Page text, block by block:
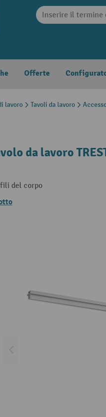
Offerte
lavoro Tavoli da lavoro
da lavoro
del corpo